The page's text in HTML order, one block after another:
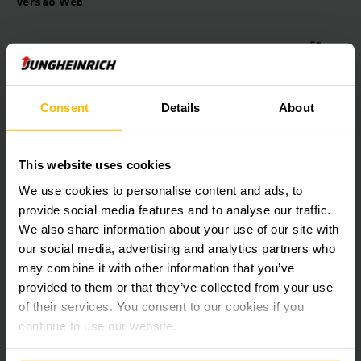
Consent Details About
This website uses cookies
We use cookies to personalise content and ads, to
provide social media features and to analyse our traffic.
We also share information about your use of our site with
our social media, advertising and analytics partners who
may combine it with other information that you’ve
provided to them or that they’ve collected from your use
of their services. You consent to our cookies if you
continue to use our website.
Clique no linkhttp://posjungheinrich.milldesk.com
Se preferir falar diretamente com nossos atendentes
via WhatsApp, escaneie o QR Code ouclique aqui
iremos te redirecionar!
Manutenção ou reparo - abra sua